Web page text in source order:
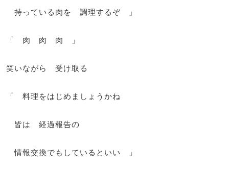
持っている肉を 調理するぞ 」
「 肉 肉 肉 」
笑いながら 受け取る
「 料理をはじめましょうかね
皆は 経過報告の
情報交換でもしているといい 」